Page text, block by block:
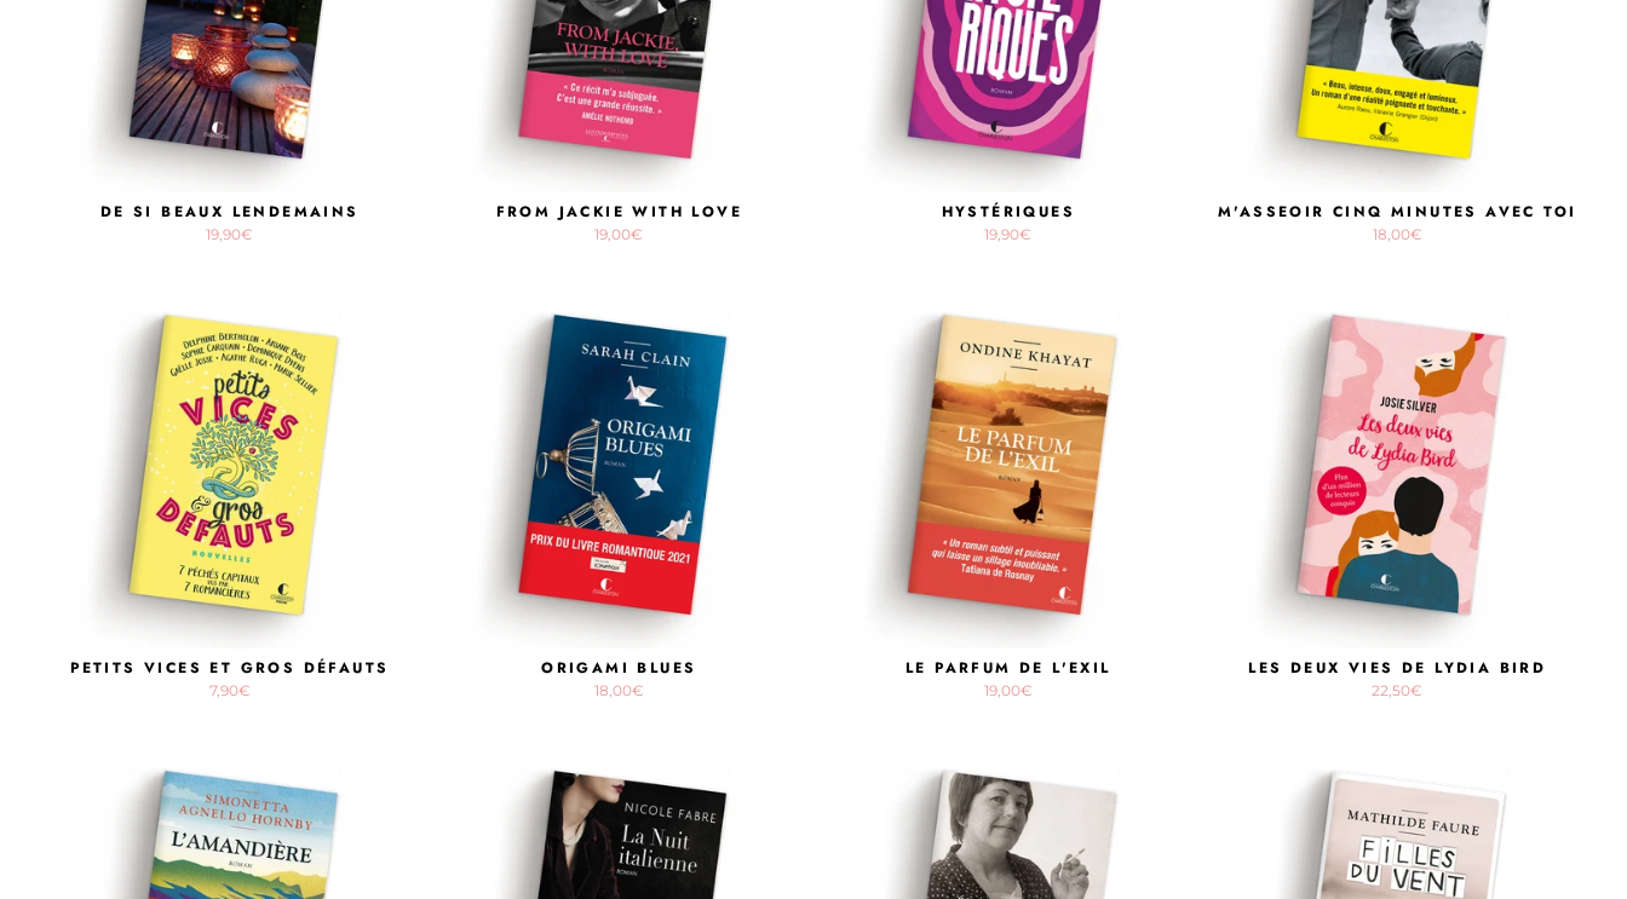
DE SI BEAUX LENDEMAINS
19,90€
FROM JACKIE WITH LOVE
19,00€
HYSTÉRIQUES
19,90€
M'ASSEOIR CINQ MINUTES AVEC TOI
18,00€
PETITS VICES ET GROS DÉFAUTS
7,90€
ORIGAMI BLUES
18,00€
LE PARFUM DE L'EXIL
19,00€
LES DEUX VIES DE LYDIA BIRD
22,50€